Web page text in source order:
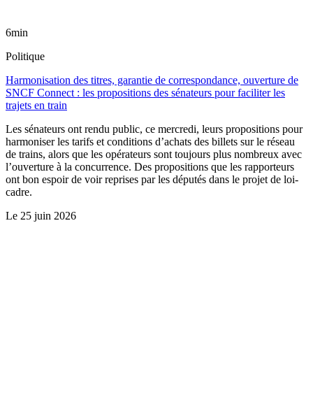
6min
Politique
Harmonisation des titres, garantie de correspondance, ouverture de
SNCF Connect : les propositions des sénateurs pour faciliter les
trajets en train
Les sénateurs ont rendu public, ce mercredi, leurs propositions pour
harmoniser les tarifs et conditions d’achats des billets sur le réseau
de trains, alors que les opérateurs sont toujours plus nombreux avec
l’ouverture à la concurrence. Des propositions que les rapporteurs
ont bon espoir de voir reprises par les députés dans le projet de loi-
cadre.
Le 25 juin 2026